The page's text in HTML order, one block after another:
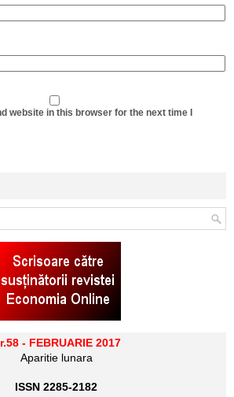
website in this browser for the next time I
- FEBRUARIE 2017
Aparitie lunara
ISSN 2285-2182